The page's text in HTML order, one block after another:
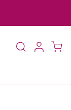
ロ
グ
イ
ー